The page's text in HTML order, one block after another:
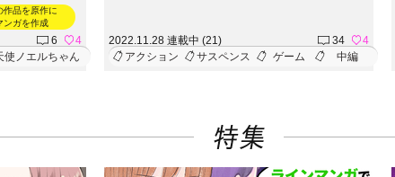
作品を原作に
ンガを作成
6
4
使ノエルちゃん
2022.11.28 連載中 (21) 34
4
アクション
サスペンス ゲーム 中編